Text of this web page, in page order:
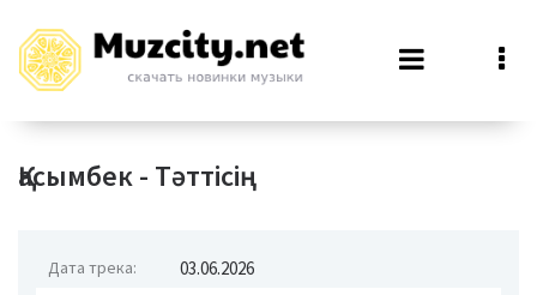
Қасымбек - Тәттісің
Дата трека: 03.06.2026